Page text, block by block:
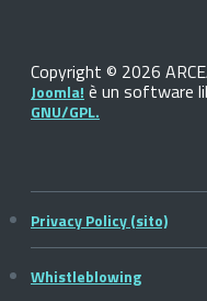
Copyright © 2026
Joomla! è un software
GNU/GPL.
Privacy Policy (sito)
Whistleblowing